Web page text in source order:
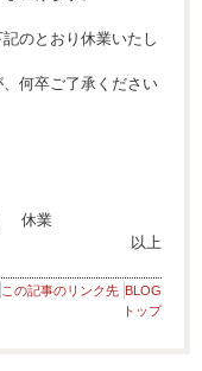
のとおり休業いたし
何卒ご了承ください
休業
以上
この記事のリンク先 BLOG
トップ